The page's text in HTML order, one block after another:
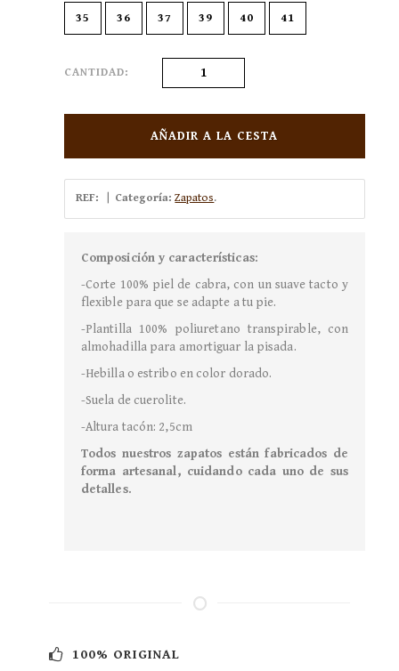
35 36 37 39 40 41
CANTIDAD:
AÑADIR A LA CESTA
REF: Categoría: Zapatos.
Composición y características:
-Corte 100% piel de cabra, con un suave tacto y
flexible para que se adapte a tu pie.
-Plantilla 100% poliuretano transpirable, con
almohadilla para amortiguar la pisada.
-Hebilla o estribo en color dorado.
-Suela de cuerolite.
-Altura tacón: 2,5cm
Todos nuestros zapatos están fabricados de
forma artesanal, cuidando cada uno de sus
detalles.
100% ORIGINAL